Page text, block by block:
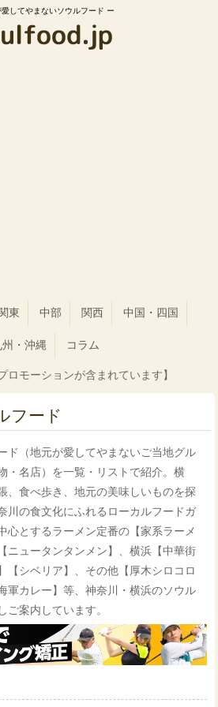
してやまないソウルフード
東 中部 関西 中国・四国
州・沖縄 コラム
ロモーションが含まれています】
フード
ド（地元が愛してやまないご当地グル
・名店）を一覧・リストで紹介。横
、食べ歩き、地元の美味しいものを探
川の食文化にふれるローカルフードガ
心とするラーメン定番の【家系ラーメ
ニュータンタンメン】、横浜【中華街
【シベリア】、その他【厚木シロコロ
軍カレー】等、神奈川・横浜のソウル
ご案内しています。